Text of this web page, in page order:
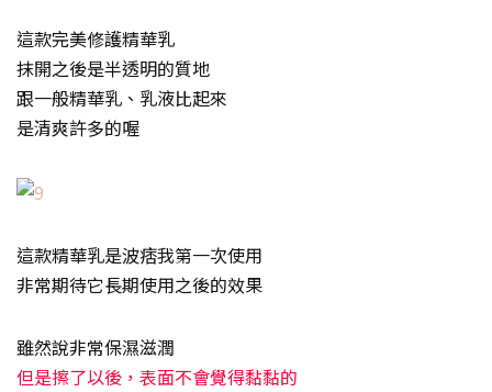
這款完美修護精華乳
抹開之後是半透明的質地
跟一般精華乳、乳液比起來
是清爽許多的喔
這款精華乳是波痞我第一次使用
非常期待它長期使用之後的效果
雖然說非常保濕滋潤
但是擦了以後，表面不會覺得黏黏的